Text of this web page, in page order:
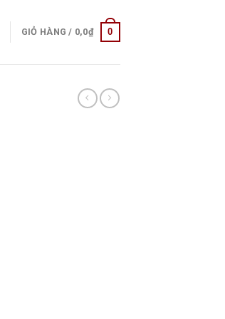
GIỎ HÀNG / 0,0₫ 0